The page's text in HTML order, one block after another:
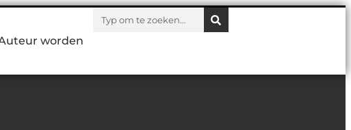
worden